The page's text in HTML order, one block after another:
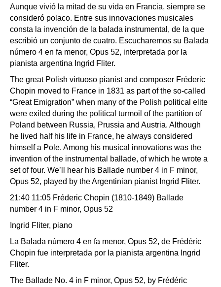
Aunque vivió la mitad de su vida en Francia, siempre se
consideró polaco. Entre sus innovaciones musicales
consta la invención de la balada instrumental, de la que
escribió un conjunto de cuatro. Escucharemos su Balada
número 4 en fa menor, Opus 52, interpretada por la
pianista argentina Ingrid Fliter.
The great Polish virtuoso pianist and composer Fréderic
Chopin moved to France in 1831 as part of the so-called
“Great Emigration” when many of the Polish political elite
were exiled during the political turmoil of the partition of
Poland between Russia, Prussia and Austria. Although
he lived half his life in France, he always considered
himself a Pole. Among his musical innovations was the
invention of the instrumental ballade, of which he wrote a
set of four. We’ll hear his Ballade number 4 in F minor,
Opus 52, played by the Argentinian pianist Ingrid Fliter.
21:40 11:05 Fréderic Chopin (1810-1849) Ballade
number 4 in F minor, Opus 52
Ingrid Fliter, piano
La Balada número 4 en fa menor, Opus 52, de Frédéric
Chopin fue interpretada por la pianista argentina Ingrid
Fliter.
The Ballade No. 4 in F minor, Opus 52, by Frédéric